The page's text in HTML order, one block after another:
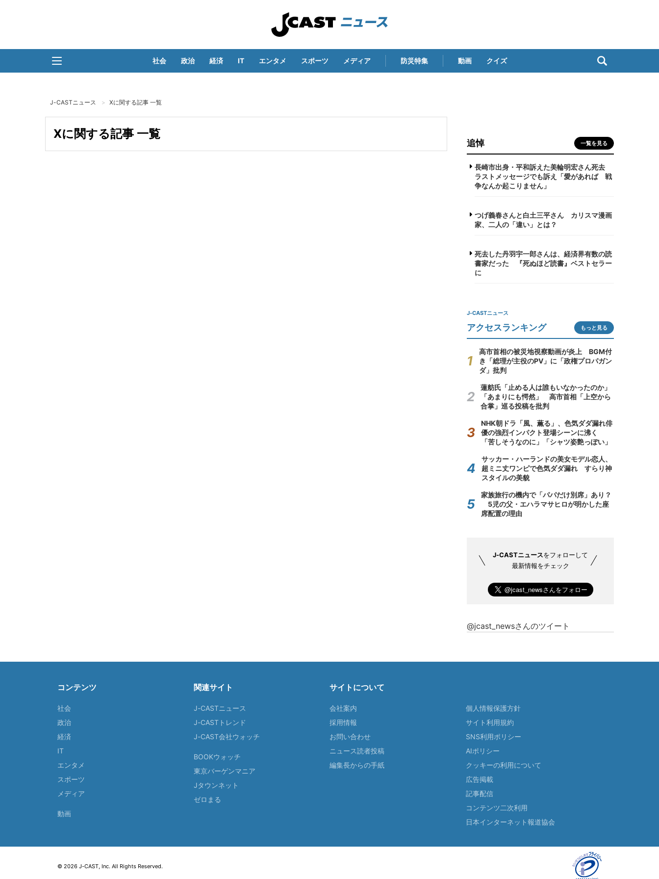
社会 政治 経済 IT エンタメ スポーツ メディア 防災特集 動画 クイズ
J-CASTニュース Xに関する記事 一覧
Xに関する記事 一覧
追悼 一覧を見る
長崎市出身・平和訴えた美輪明宏さん死去
ラストメッセージでも訴え「愛があれば 戦
争なんか起こりません」
つげ義春さんと白土三平さん カリスマ漫画
家、二人の「違い」とは？
死去した丹羽宇一郎さんは、経済界有数の読
書家だった 『死ぬほど読書』ベストセラー
に
J-CASTニュース
アクセスランキング もっと見る
高市首相の被災地視察動画が炎上 BGM付
き「総理が主役のPV」に「政権プロパガン
ダ」批判
蓮舫氏「止める人は誰もいなかったのか」
「あまりにも愕然」 高市首相「上空から
合掌」巡る投稿を批判
NHK朝ドラ「風、薫る」、色気ダダ漏れ俳
優の強烈インパクト登場シーンに沸く
「苦しそうなのに」「シャツ姿艶っぽい」
サッカー・ハーランドの美女モデル恋人、
超ミニ丈ワンピで色気ダダ漏れ すらり神
スタイルの美貌
家族旅行の機内で「パパだけ別席」あり？
5児の父・エハラマサヒロが明かした座
席配置の理由
J-CASTニュースをフォローして
最新情報をチェック
@jcast_newsさんのツイート
コンテンツ
社会
政治
経済
IT
エンタメ
スポーツ
メディア
動画
関連サイト
J-CASTニュース
J-CASTトレンド
J-CAST会社ウォッチ
BOOKウォッチ
東京バーゲンマニア
Jタウンネット
ゼロまる
サイトについて
会社案内
採用情報
お問い合わせ
ニュース読者投稿
編集長からの手紙
個人情報保護方針
サイト利用規約
SNS利用ポリシー
AIポリシー
クッキーの利用について
広告掲載
記事配信
コンテンツ二次利用
日本インターネット報道協会
© 2026 J-CAST, Inc. All Rights Reserved.